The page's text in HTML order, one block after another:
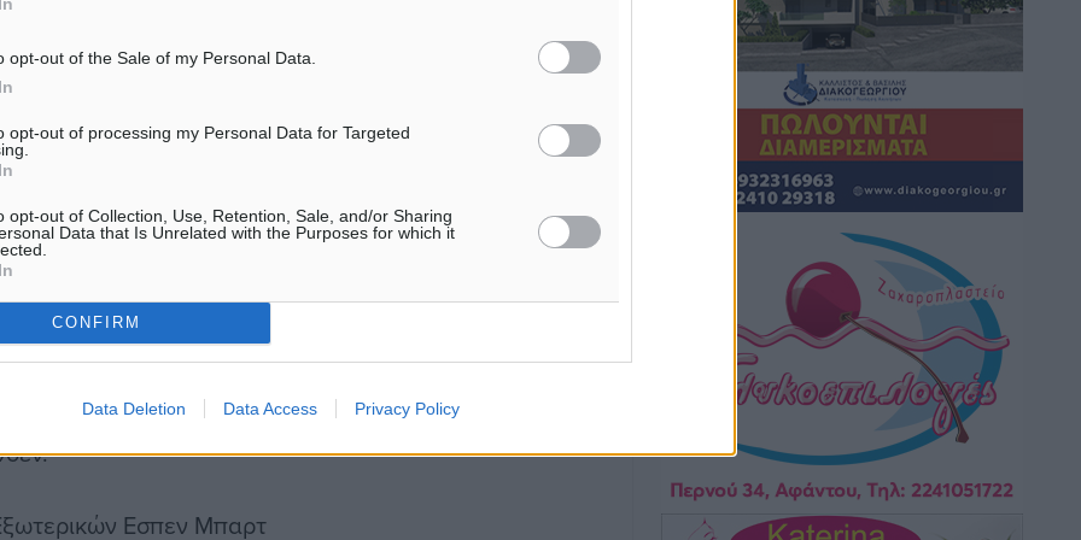
opt-out of the Sale of my Personal Data.
opt-out of processing my Personal Data for Targeted
opt-out of Collection, Use, Retention, Sale, and/or Sharing
Data that Is Unrelated with the Purposes for which it
CONFIRM
Data Deletion Data Access Privacy Policy
ιστορική επιτυχία και
υπερήφανα για τον
συνέχισε, ενώ
στη διάσκεψη
προσφέρουν ένα
ο στόχος της
πλανήτη στον 1,5
εποχή.
συμφωνίας και ο
Εσπεν Μπαρτ
Καιρός: Επιμένουν οι υψηλές
θερμοκρασίες – Ισχυρά μελτέμια έως 9
μποφόρ, σε «Red Code» 6 περιοχές
Τοπικές Ειδήσεις• πριν 5 ώρες
Τα φοιτητικά ενοίκια «τινάζουν στον
αέρα» τους οικογενειακούς
προϋπολογισμούς
πριν 5 ώρες
Δύο νέοι ξενώνες παραδόθηκαν στις
Ένοπλες Δυνάμεις στη νήσο Ρω
Τοπικές Ειδήσεις• πριν 6 ώρες
Πάνω από 34.000 αναχωρούν σήμερα
μόνο από τον Πειραιά